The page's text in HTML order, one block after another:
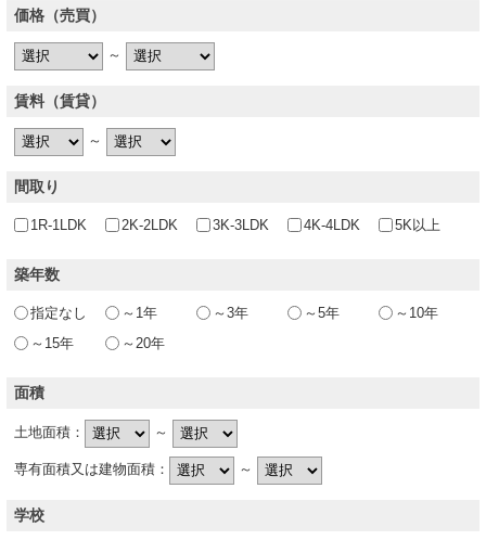
価格（売買）
～
賃料（賃貸）
～
間取り
1R-1LDK 2K-2LDK 3K-3LDK 4K-4LDK 5K以上
築年数
指定なし ～1年 ～3年 ～5年
～10年
～15年
～20年
面積
土地面積： ～
専有面積又は建物面積： ～
学校